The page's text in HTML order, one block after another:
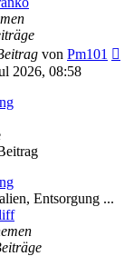
von Pm101
2026, 08:58
Entsorgung ...